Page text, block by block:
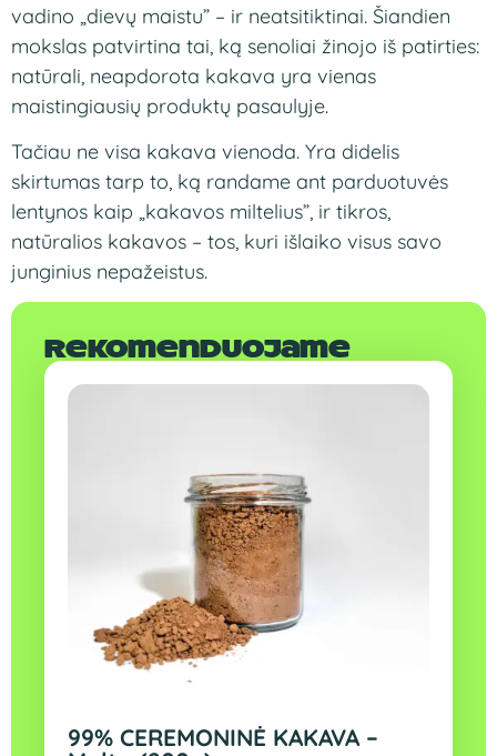
vadino „dievų maistu” – ir neatsitiktinai. Šiandien
mokslas patvirtina tai, ką senoliai žinojo iš patirties:
natūrali, neapdorota kakava yra vienas
maistingiausių produktų pasaulyje.
Tačiau ne visa kakava vienoda. Yra didelis
skirtumas tarp to, ką randame ant parduotuvės
lentynos kaip „kakavos miltelius”, ir tikros,
natūralios kakavos – tos, kuri išlaiko visus savo
junginius nepažeistus.
Rekomenduojame
99% CEREMONINĖ KAKAVA –